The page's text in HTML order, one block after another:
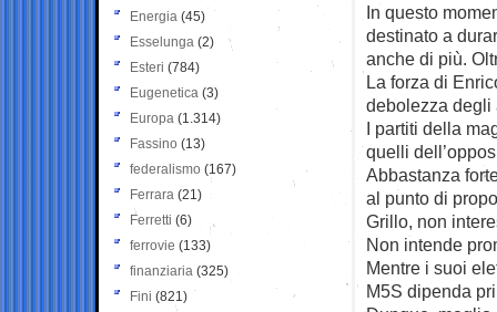
In questo
destinato a
anche di più.
La forza di
debolezza degli
I partiti della
quelli
Abbastanza
al punto di
Grillo, non
Non intende
Mentre i suoi
M5S dipenda
Energia (45)
Esselunga (2)
Esteri (784)
Eugenetica (3)
Europa (1.314)
Fassino (13)
federalismo (167)
Ferrara (21)
Ferretti (6)
ferrovie (133)
finanziaria (325)
Fini (821)